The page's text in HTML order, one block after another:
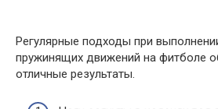
Регулярные подходы при
пружинящих движений на фитболе
отличные результаты.